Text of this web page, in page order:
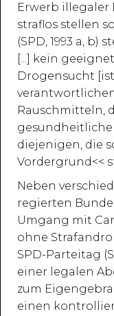
Erwerb illegaler
straflos stellen
(SPD, 1993 a, b)
[...] kein
Drogensucht
Rauschmitteln,
gesundheitliche
diejenigen, die
Vordergrund<<
Neben
regierten
Umgang mit
ohne
SPD-Parteitag
einer legalen
zum
einen